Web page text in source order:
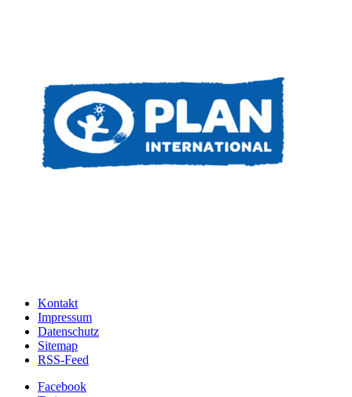
Kontakt
Impressum
Datenschutz
Sitemap
RSS-Feed
Facebook